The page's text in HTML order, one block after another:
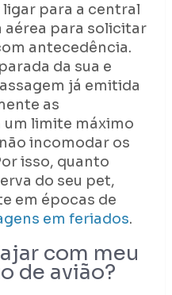
para a central
aérea para solicitar
antecedência.
da sua e
já emitida
as
limite máximo
incomodar os
isso, quanto
do seu pet,
em épocas de
em feriados.
com meu
de avião?